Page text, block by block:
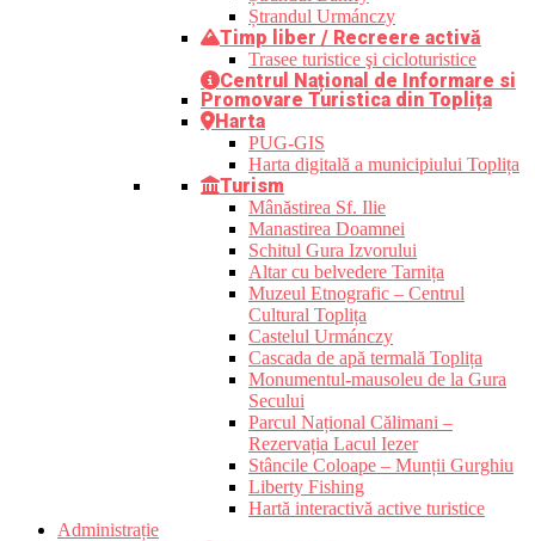
Ștrandul Urmánczy
Timp liber / Recreere activă
Trasee turistice şi cicloturistice
Centrul Național de Informare si
Promovare Turistica din Toplița
Harta
PUG-GIS
Harta digitală a municipiului Toplița
Turism
Mânăstirea Sf. Ilie
Manastirea Doamnei
Schitul Gura Izvorului
Altar cu belvedere Tarnița
Muzeul Etnografic – Centrul
Cultural Toplița
Castelul Urmánczy
Cascada de apă termală Toplița
Monumentul-mausoleu de la Gura
Secului
Parcul Național Călimani –
Rezervația Lacul Iezer
Stâncile Coloape – Munții Gurghiu
Liberty Fishing
Hartă interactivă active turistice
Administrație